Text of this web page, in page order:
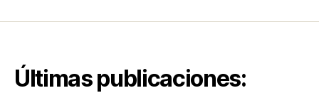
Últimas publicaciones: